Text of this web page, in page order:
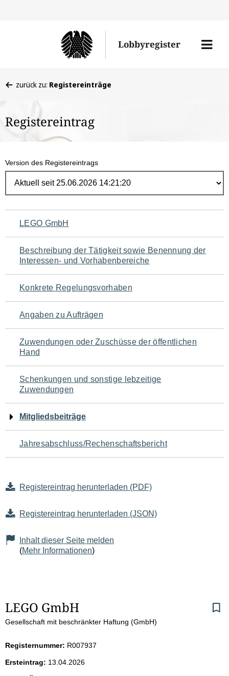
Lobbyregister
Menü
befinden
hier:
zurück zu: Registereinträge
Registereintrag
Version des Registereintrags
Navigation
für
den
Seiteninhalt
LEGO GmbH
Beschreibung der Tätigkeit sowie Benennung der
Interessen- und Vorhabenbereiche
Konkrete Regelungsvorhaben
Angaben zu Aufträgen
Zuwendungen oder Zuschüsse der öffentlichen
Hand
Schenkungen und sonstige lebzeitige
Zuwendungen
Mitgliedsbeiträge
Jahresabschluss/Rechenschaftsbericht
Registereintrag herunterladen (PDF)
Registereintrag herunterladen (JSON)
Inhalt dieser Seite melden
(Mehr Informationen)
S
e
i
LEGO GmbH
Gesellschaft mit beschränkter Haftung (GmbH)
Registernummer: R007937
Ersteintrag: 13.04.2026